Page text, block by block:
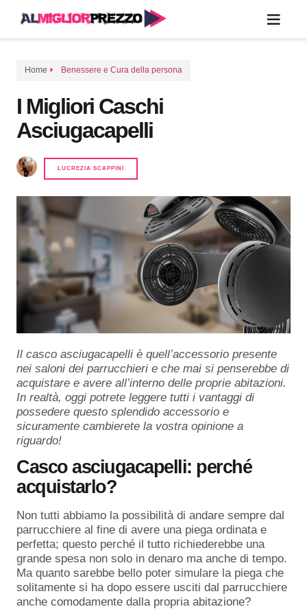
Home Benessere e Cura della persona
I Migliori Caschi
Asciugacapelli
LUCREZIA SCAPPINI
Il casco asciugacapelli è quell’accessorio presente
nei saloni dei parrucchieri e che mai si penserebbe di
acquistare e avere all’interno delle proprie abitazioni.
In realtà, oggi potrete leggere tutti i vantaggi di
possedere questo splendido accessorio e
sicuramente cambierete la vostra opinione a
riguardo!
Casco asciugacapelli: perché
acquistarlo?
Non tutti abbiamo la possibilità di andare sempre dal
parrucchiere al fine di avere una piega ordinata e
perfetta; questo perché il tutto richiederebbe una
grande spesa non solo in denaro ma anche di tempo.
Ma quanto sarebbe bello poter simulare la piega che
solitamente si ha dopo essere usciti dal parrucchiere
anche comodamente dalla propria abitazione?